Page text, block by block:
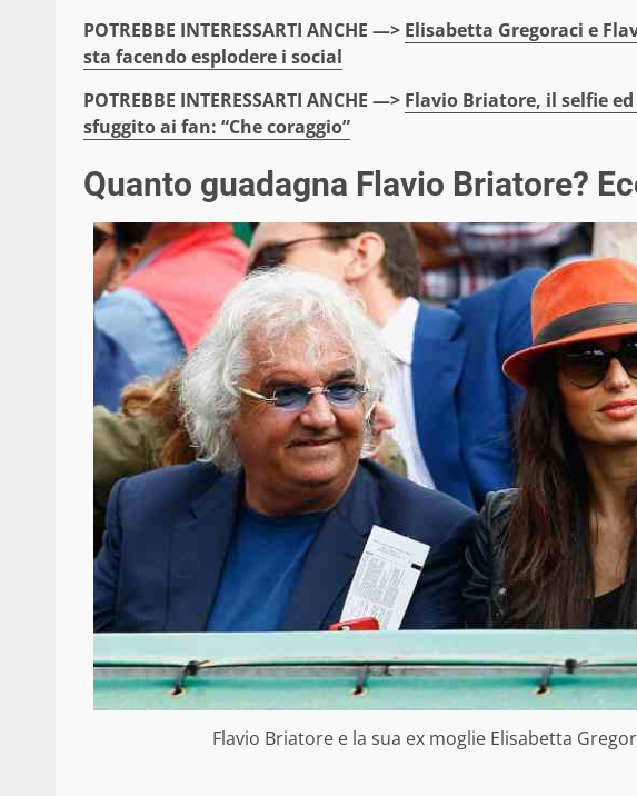
POTREBBE INTERESSARTI ANCHE —> Elisabetta Gregoraci e
sta facendo esplodere i social
POTREBBE INTERESSARTI ANCHE —> Flavio Briatore, il selfie
sfuggito ai fan: “Che coraggio”
Quanto guadagna Flavio Briatore?
Flavio Briatore e la sua ex moglie Elisabetta